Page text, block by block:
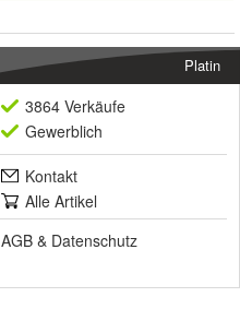
Platin
3864 Verkäufe
Gewerblich
Kontakt
Alle Artikel
AGB & Datenschutz